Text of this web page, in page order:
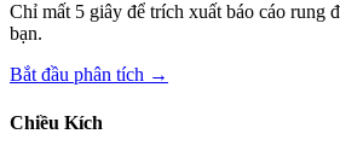
Chỉ mất 5 giây để trích xuất báo cáo rung
bạn.
Bắt đầu phân tích →
Chiều Kích